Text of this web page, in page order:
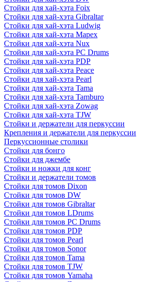
Стойки для хай-хэта Foix
Стойки для хай-хэта Gibraltar
Стойки для хай-хэта Ludwig
Стойки для хай-хэта Mapex
Стойки для хай-хэта Nux
Стойки для хай-хэта PC Drums
Стойки для хай-хэта PDP
Стойки для хай-хэта Peace
Стойки для хай-хэта Pearl
Стойки для хай-хэта Tama
Стойки для хай-хэта Tamburo
Стойки для хай-хэта Zowag
Стойки для хай-хэта TJW
Стойки и держатели для перкуссии
Крепления и держатели для перкуссии
Перкуссионные столики
Стойки для бонго
Стойки для джембе
Стойки и ножки для конг
Стойки и держатели томов
Стойки для томов Dixon
Стойки для томов DW
Стойки для томов Gibraltar
Стойки для томов LDrums
Стойки для томов PC Drums
Стойки для томов PDP
Стойки для томов Pearl
Стойки для томов Sonor
Стойки для томов Tama
Стойки для томов TJW
Стойки для томов Yamaha